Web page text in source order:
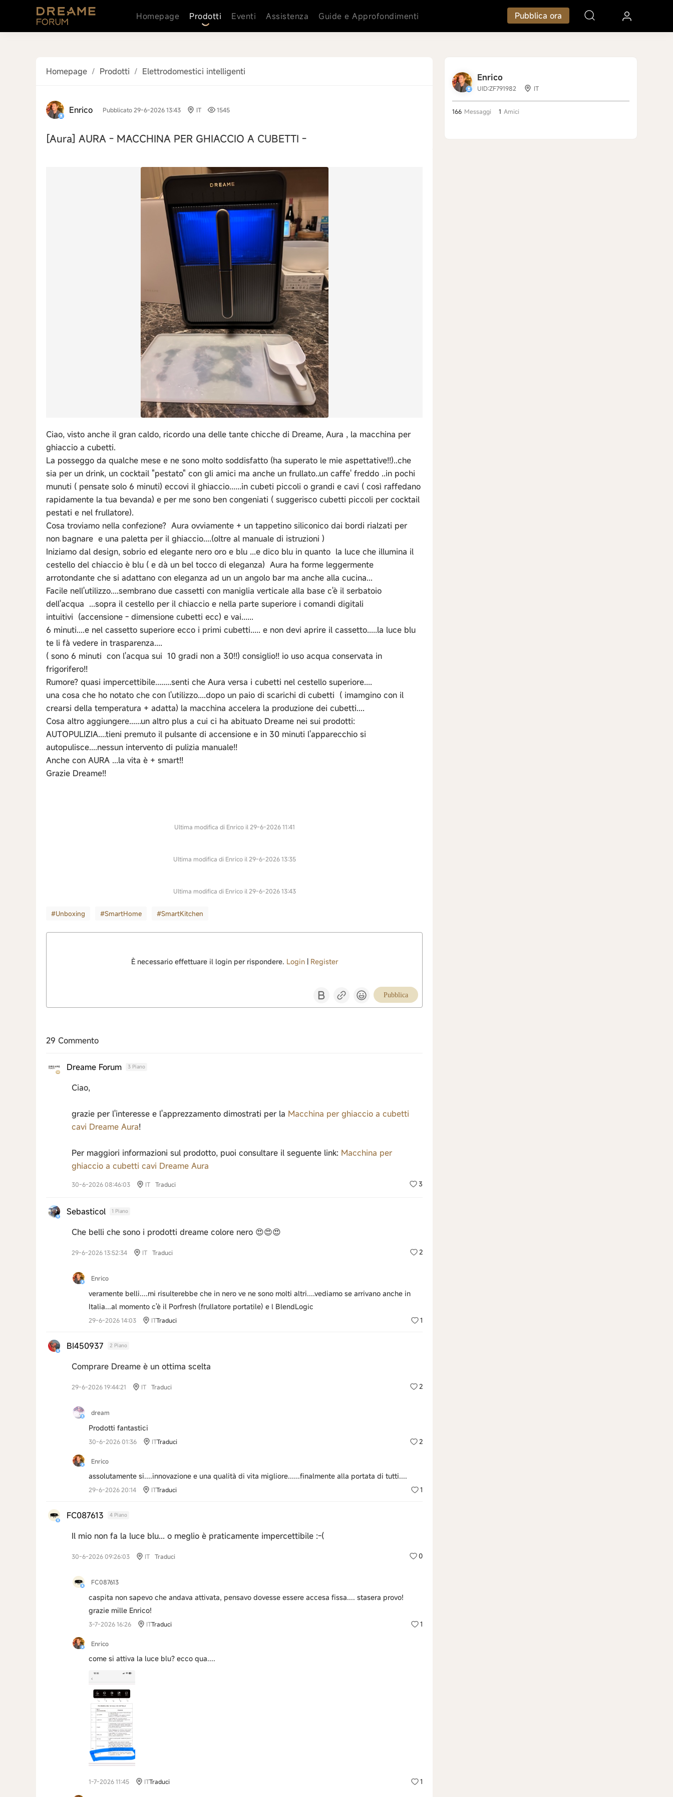
Homepage Prodotti Eventi Assistenza Guide e Approfondimenti Pubblica ora
Homepage / Prodotti / Elettrodomestici intelligenti
Enrico Pubblicato 29-6-2026 13:43 IT 1545
[Aura] AURA - MACCHINA PER GHIACCIO A CUBETTI -
Ciao, visto anche il gran caldo, ricordo una delle tante chicche di Dreame, Aura , la macchina per
ghiaccio a cubetti.
La posseggo da qualche mese e ne sono molto soddisfatto (ha superato le mie aspettative!!)..che
sia per un drink, un cocktail "pestato" con gli amici ma anche un frullato..un caffe' freddo ..in pochi
munuti ( pensate solo 6 minuti) eccovi il ghiaccio......in cubeti piccoli o grandi e cavi ( così raffedano
rapidamente la tua bevanda) e per me sono ben congeniati ( suggerisco cubetti piccoli per cocktail
pestati e nel frullatore).
Cosa troviamo nella confezione? Aura ovviamente + un tappetino siliconico dai bordi rialzati per
non bagnare e una paletta per il ghiaccio....(oltre al manuale di istruzioni )
Iniziamo dal design, sobrio ed elegante nero oro e blu ...e dico blu in quanto la luce che illumina il
cestello del chiaccio è blu ( e dà un bel tocco di eleganza) Aura ha forme leggermente
arrotondante che si adattano con eleganza ad un un angolo bar ma anche alla cucina...
Facile nell'utilizzo....sembrano due cassetti con maniglia verticale alla base c'è il serbatoio
dell'acqua ...sopra il cestello per il chiaccio e nella parte superiore i comandi digitali
intuitivi (accensione - dimensione cubetti ecc) e vai......
6 minuti....e nel cassetto superiore ecco i primi cubetti..... e non devi aprire il cassetto.....la luce blu
te li fà vedere in trasparenza....
( sono 6 minuti con l'acqua sui 10 gradi non a 30!!) consiglio!! io uso acqua conservata in
frigorifero!!
Rumore? quasi impercettibile........senti che Aura versa i cubetti nel cestello superiore....
una cosa che ho notato che con l'utilizzo....dopo un paio di scarichi di cubetti ( imamgino con il
crearsi della temperatura + adatta) la macchina accelera la produzione dei cubetti....
Cosa altro aggiungere......un altro plus a cui ci ha abituato Dreame nei sui prodotti:
AUTOPULIZIA....tieni premuto il pulsante di accensione e in 30 minuti l'apparecchio si
autopulisce....nessun intervento di pulizia manuale!!
Anche con AURA ...la vita è + smart!!
Grazie Dreame!!
Ultima modifica di Enrico il 29-6-2026 11:41
Ultima modifica di Enrico il 29-6-2026 13:35
Ultima modifica di Enrico il 29-6-2026 13:43
#Unboxing #SmartHome #SmartKitchen
È necessario effettuare il login per rispondere. Login| Register
Pubblica
29 Commento
Dreame Forum 3 Piano
Ciao,
grazie per l'interesse e l'apprezzamento dimostrati per la Macchina per ghiaccio a cubetti
cavi Dreame Aura!
Per maggiori informazioni sul prodotto, puoi consultare il seguente link: Macchina per
ghiaccio a cubetti cavi Dreame Aura
3
30-6-2026 08:46:03 IT Traduci
Sebasticol 1 Piano
Che belli che sono i prodotti dreame colore nero 😍😍😍
2
29-6-2026 13:52:34 IT Traduci
Enrico
veramente belli....mi risulterebbe che in nero ve ne sono molti altri....vediamo se arrivano anche in
Italia...al momento c'è il Porfresh (frullatore portatile) e l BlendLogic
29-6-2026 14:03 ITTraduci 1
BI450937 2 Piano
Comprare Dreame è un ottima scelta
2
29-6-2026 19:44:21 IT Traduci
dream
Prodotti fantastici
30-6-2026 01:36 ITTraduci 2
Enrico
assolutamente si....innovazione e una qualità di vita migliore......finalmente alla portata di tutti....
29-6-2026 20:14 ITTraduci 1
FC087613 4 Piano
Il mio non fa la luce blu... o meglio è praticamente impercettibile :⁠-⁠(
0
30-6-2026 09:26:03 IT Traduci
FC087613
caspita non sapevo che andava attivata, pensavo dovesse essere accesa fissa.... stasera provo!
grazie mille Enrico!
3-7-2026 16:26 ITTraduci 1
Enrico
come si attiva la luce blu? ecco qua....
1-7-2026 11:45 ITTraduci 1
Enrico
UID:ZF791982 IT
166 Messaggi 1 Amici